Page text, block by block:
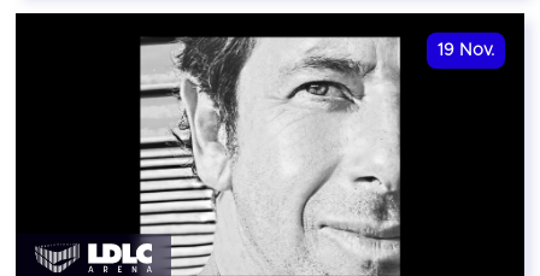
19 Nov.